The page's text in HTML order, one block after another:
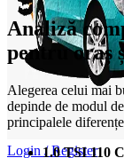
Login / Register
Analiză
pentru oraș
Alegerea celui mai
depinde de modul
principalele
1.0 TSI 110